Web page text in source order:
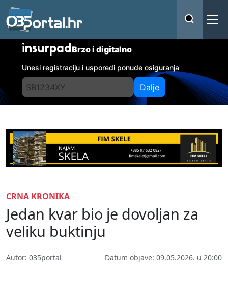
insurpadBrzo i digitalno
Unesi registraciju i usporedi ponude osiguranja
Dalje
CRNA KRONIKA
Jedan kvar bio je dovoljan za
veliku buktinju
Autor: 035portal Datum objave: 09.05.2026. u 20:00